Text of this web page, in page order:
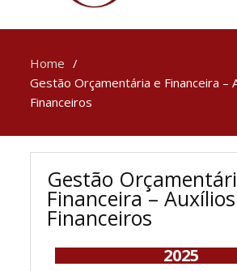
Home
Gestão Orçamentária e Financeira –
Financeiros
Gestão
Financeira – Auxílios
Financeiros
2025